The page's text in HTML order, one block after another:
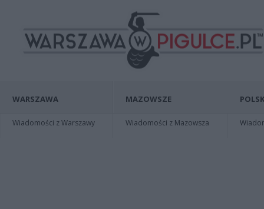
WARSZAWA
Wiadomości z Warszawy
MAZOWSZE
Wiadomości z Mazowsza